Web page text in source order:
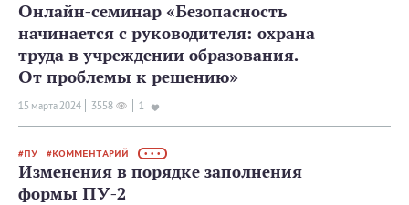
Онлайн-семинар «Безопасность
начинается с руководителя: охрана
труда в учреждении образования.
От проблемы к решению»
15 мартa 2024 3558 1
ПУ КОММЕНТАРИЙ • • •
Изменения в порядке заполнения
формы ПУ-2